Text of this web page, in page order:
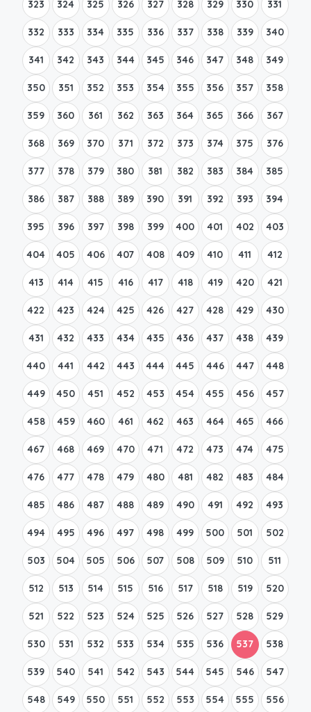
323 324 325 326 327 328 329 330 331
332 333 334 335 336 337 338 339 340
341 342 343 344 345 346 347 348 349
350 351 352 353 354 355 356 357 358
359 360 361 362 363 364 365 366 367
368 369 370 371 372 373 374 375 376
377 378 379 380 381 382 383 384 385
386 387 388 389 390 391 392 393 394
395 396 397 398 399 400 401 402 403
404 405 406 407 408 409 410 411 412
413 414 415 416 417 418 419 420 421
422 423 424 425 426 427 428 429 430
431 432 433 434 435 436 437 438 439
440 441 442 443 444 445 446 447 448
449 450 451 452 453 454 455 456 457
458 459 460 461 462 463 464 465 466
467 468 469 470 471 472 473 474 475
476 477 478 479 480 481 482 483 484
485 486 487 488 489 490 491 492 493
494 495 496 497 498 499 500 501 502
503 504 505 506 507 508 509 510 511
512 513 514 515 516 517 518 519 520
521 522 523 524 525 526 527 528 529
530 531 532 533 534 535 536 537 538
539 540 541 542 543 544 545 546 547
548 549 550 551 552 553 554 555 556